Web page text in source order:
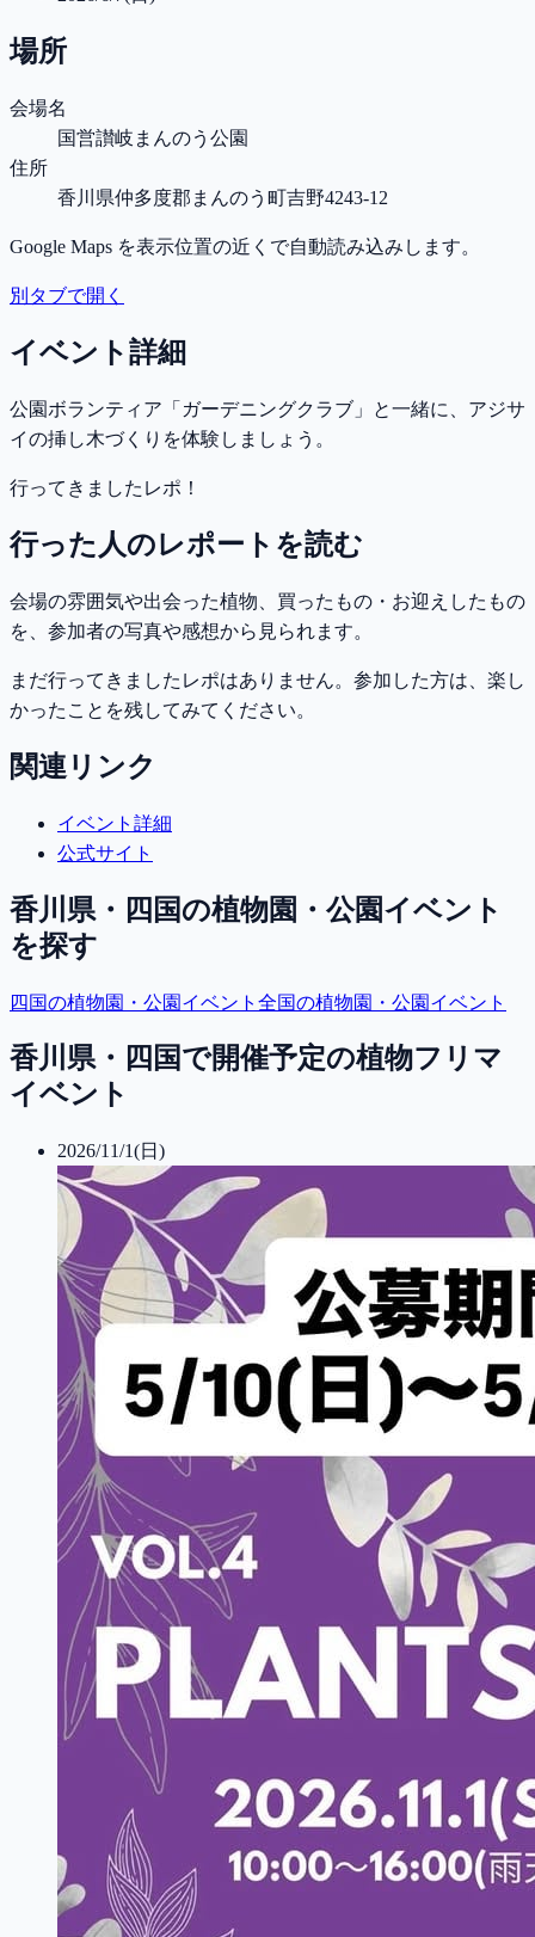
場所
会場名
国営讃岐まんのう公園
住所
香川県仲多度郡まんのう町吉野4243-12
Google Maps を表示位置の近くで自動読み込みします。
別タブで開く
イベント詳細
公園ボランティア「ガーデニングクラブ」と一緒に、アジサ
イの挿し木づくりを体験しましょう。
行ってきましたレポ！
行った人のレポートを読む
会場の雰囲気や出会った植物、買ったもの・お迎えしたもの
を、参加者の写真や感想から見られます。
まだ行ってきましたレポはありません。参加した方は、楽し
かったことを残してみてください。
関連リンク
イベント詳細
公式サイト
香川県・四国の植物園・公園イベント
を探す
四国の植物園・公園イベント 全国の植物園・公園イベント
香川県・四国で開催予定の植物フリマ
イベント
2026/11/1(日)